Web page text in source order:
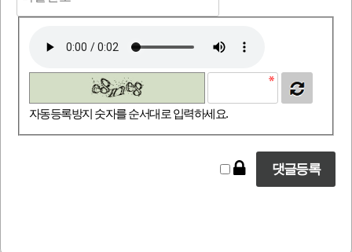
자동등록방지 숫자를 순서대로 입력하세요.